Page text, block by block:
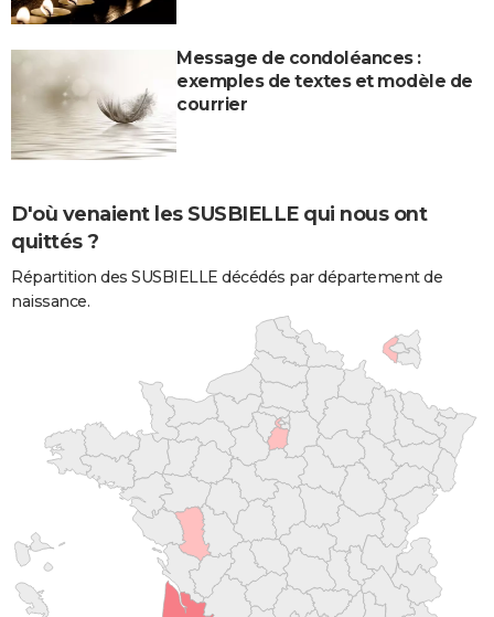
Message de condoléances :
exemples de textes et modèle de
courrier
D'où venaient les SUSBIELLE qui nous ont
quittés ?
Répartition des SUSBIELLE décédés par département de
naissance.